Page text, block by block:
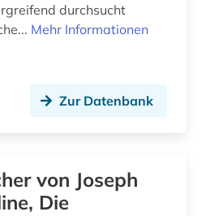
durchsucht
Mehr Informationen
Zur Datenbank
von Joseph
Die